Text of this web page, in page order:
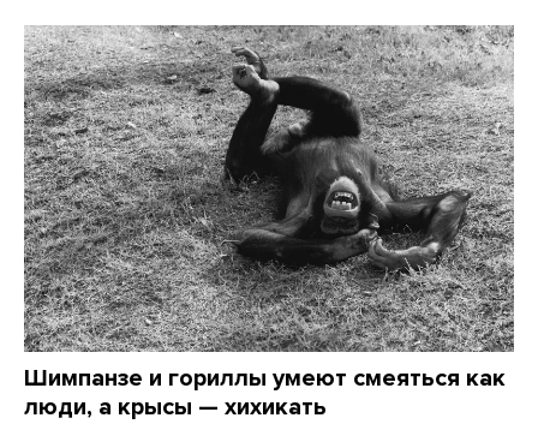
Шимпанзе и гориллы умеют смеяться как
люди, а крысы — хихикать